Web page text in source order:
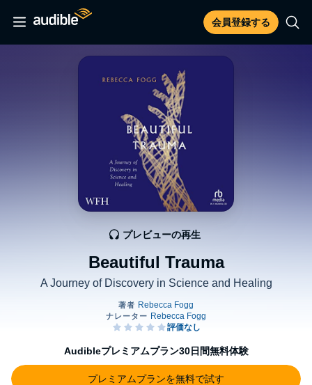
会員登録する
Beautiful Trauma
A Journey of Discovery in Science and Healing
プレビューの再生
Audibleプレミアムプラン30日間無料体験
プレミアムプランを無料で試す